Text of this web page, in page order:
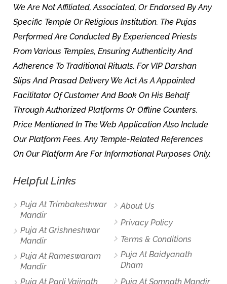
We Are Not Affiliated, Associated, Or Endorsed By Any
Specific Temple Or Religious Institution. The Pujas
Performed Are Conducted By Experienced Priests
From Various Temples, Ensuring Authenticity And
Adherence To Traditional Rituals. For VIP Darshan
Slips And Prasad Delivery We Act As A Appointed
Facilitator Of Customer And Book On His Behalf
Through Authorized Platforms Or Offline Counters.
Price Mentioned In The Web Application Also Include
Our Platform Fees. Any Temple-Related References
On Our Platform Are For Informational Purposes Only.
Helpful Links
Puja At Trimbakeshwar
Mandir
Puja At Grishneshwar
Mandir
Puja At Rameswaram
Mandir
Puja At Parli Vaijnath
About Us
Privacy Policy
Terms & Conditions
Puja At Baidyanath
Dham
Puja At Somnath Mandir